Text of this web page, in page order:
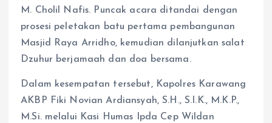
M. Cholil Nafis. Puncak acara ditandai dengan
prosesi peletakan batu pertama pembangunan
Masjid Raya Arridho, kemudian dilanjutkan salat
Dzuhur berjamaah dan doa bersama.
Dalam kesempatan tersebut, Kapolres Karawang
AKBP Fiki Novian Ardiansyah, S.H., S.I.K., M.K.P.,
M.Si. melalui Kasi Humas Ipda Cep Wildan